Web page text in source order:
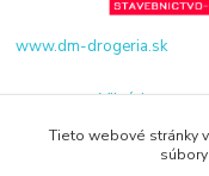
www.dm-drogeria.sk
Viktória
+421 940
Tieto webové stránky